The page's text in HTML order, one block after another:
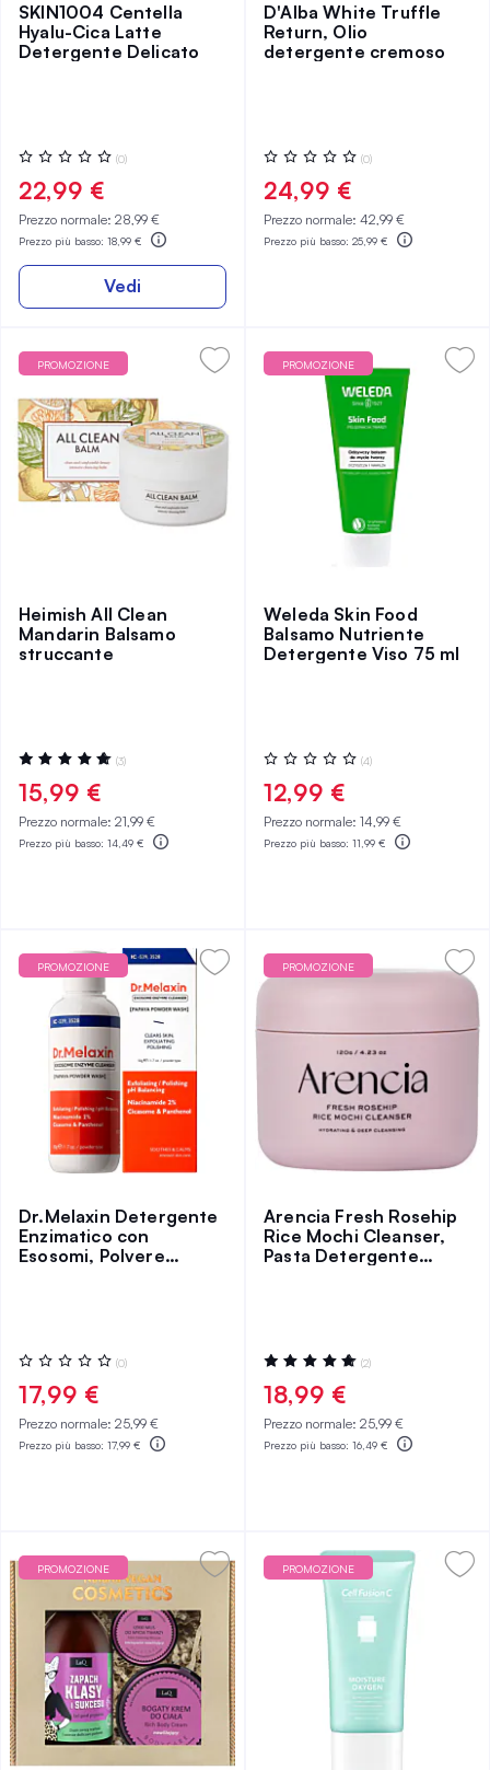
SKIN1004 Centella
Hyalu-Cica Latte
Detergente Delicato
Valutazione:
0%
(0)
22,99 €
Prezzo normale: 28,99 €
Prezzo più basso: 18,99 €
Vedi
D'Alba White Truffle
Return, Olio
detergente cremoso
Valutazione:
0%
(0)
24,99 €
Prezzo normale: 42,99 €
Prezzo più basso: 25,99 €
PROMOZIONE
Heimish All Clean
Mandarin Balsamo
struccante
Valutazione:
100%
(3)
15,99 €
Prezzo normale: 21,99 €
Prezzo più basso: 14,49 €
PROMOZIONE
Weleda Skin Food
Balsamo Nutriente
Detergente Viso 75 ml
Valutazione:
0%
(4)
12,99 €
Prezzo normale: 14,99 €
Prezzo più basso: 11,99 €
PROMOZIONE
Dr.Melaxin Detergente
Enzimatico con
Esosomi, Polvere
Valutazione:
0%
(0)
17,99 €
Prezzo normale: 25,99 €
Prezzo più basso: 17,99 €
PROMOZIONE
Arencia Fresh Rosehip
Rice Mochi Cleanser,
Pasta Detergente
Valutazione:
100%
(2)
18,99 €
Prezzo normale: 25,99 €
Prezzo più basso: 16,49 €
PROMOZIONE PROMOZIONE